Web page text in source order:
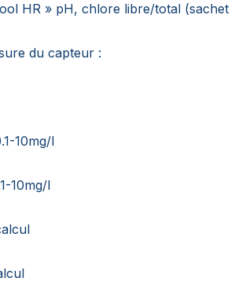
HR » pH, chlore libre/total
du capteur :
10mg/l
10mg/l